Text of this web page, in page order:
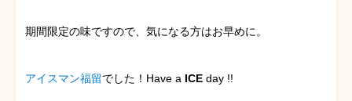
期間限定の味ですので、気になる方はお早めに。
アイスマン福留でした！Have a ICE day !!